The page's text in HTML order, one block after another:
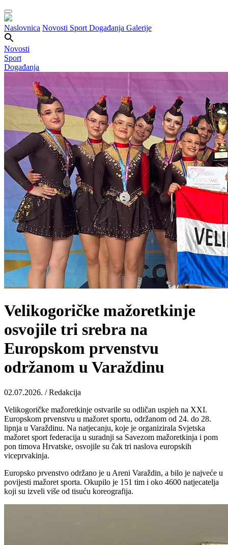
Naslovnica Novosti Sport Događanja Galerije
Novosti
Sport
Događanja
Velikogoričke mažoretkinje
osvojile tri srebra na
Europskom prvenstvu
održanom u Varaždinu
02.07.2026. / Redakcija
Velikogoričke mažoretkinje ostvarile su odličan uspjeh na XXI.
Europskom prvenstvu u mažoret sportu, održanom od 24. do 28.
lipnja u Varaždinu. Na natjecanju, koje je organizirala Svjetska
mažoret sport federacija u suradnji sa Savezom mažoretkinja i pom
pon timova Hrvatske, osvojile su čak tri naslova europskih
viceprvakinja.
Europsko prvenstvo održano je u Areni Varaždin, a bilo je najveće u
povijesti mažoret sporta. Okupilo je 151 tim i oko 4600 natjecatelja
koji su izveli više od tisuću koreografija.